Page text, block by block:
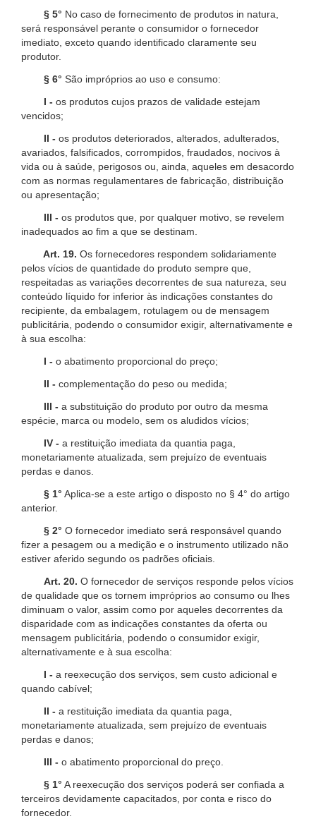
§ 5° No caso de fornecimento de produtos in natura,
será responsável perante o consumidor o fornecedor
imediato, exceto quando identificado claramente seu
produtor.
§ 6° São impróprios ao uso e consumo:
I - os produtos cujos prazos de validade estejam
vencidos;
II - os produtos deteriorados, alterados, adulterados,
avariados, falsificados, corrompidos, fraudados, nocivos à
vida ou à saúde, perigosos ou, ainda, aqueles em desacordo
com as normas regulamentares de fabricação, distribuição
ou apresentação;
III - os produtos que, por qualquer motivo, se revelem
inadequados ao fim a que se destinam.
Art. 19. Os fornecedores respondem solidariamente
pelos vícios de quantidade do produto sempre que,
respeitadas as variações decorrentes de sua natureza, seu
conteúdo líquido for inferior às indicações constantes do
recipiente, da embalagem, rotulagem ou de mensagem
publicitária, podendo o consumidor exigir, alternativamente e
à sua escolha:
I - o abatimento proporcional do preço;
II - complementação do peso ou medida;
III - a substituição do produto por outro da mesma
espécie, marca ou modelo, sem os aludidos vícios;
IV - a restituição imediata da quantia paga,
monetariamente atualizada, sem prejuízo de eventuais
perdas e danos.
§ 1° Aplica-se a este artigo o disposto no § 4° do artigo
anterior.
§ 2° O fornecedor imediato será responsável quando
fizer a pesagem ou a medição e o instrumento utilizado não
estiver aferido segundo os padrões oficiais.
Art. 20. O fornecedor de serviços responde pelos vícios
de qualidade que os tornem impróprios ao consumo ou lhes
diminuam o valor, assim como por aqueles decorrentes da
disparidade com as indicações constantes da oferta ou
mensagem publicitária, podendo o consumidor exigir,
alternativamente e à sua escolha:
I - a reexecução dos serviços, sem custo adicional e
quando cabível;
II - a restituição imediata da quantia paga,
monetariamente atualizada, sem prejuízo de eventuais
perdas e danos;
III - o abatimento proporcional do preço.
§ 1° A reexecução dos serviços poderá ser confiada a
terceiros devidamente capacitados, por conta e risco do
fornecedor.